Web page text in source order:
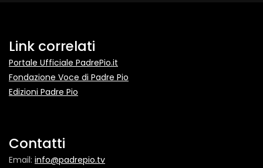
Link correlati
Portale Ufficiale PadrePio.it
Fondazione Voce di Padre Pio
Edizioni Padre Pio
Contatti
Email: info@padrepio.tv